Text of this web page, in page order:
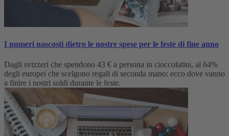
I numeri nascosti dietro le nostre spese per le feste di fine anno
Dagli svizzeri che spendono 43 € a persona in cioccolatini, al 64%
degli europei che scelgono regali di seconda mano: ecco dove vanno
a finire i nostri soldi durante le feste.